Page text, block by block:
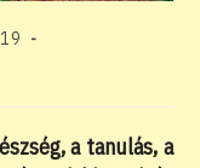
a tanulás, a